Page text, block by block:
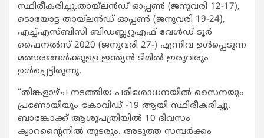
സ്ഥിരീകരിച്ചു.തായ്‌ലൻഡ് ഓപ്പൺ (ജനുവരി 12-17),
ടൊയോട്ട തായ്ലൻഡ് ഓപ്പൺ (ജനുവരി 19-24),
എച്ച്എസ്ബിസി ബിഡബ്ല്യുഎഫ് വേൾഡ് ടൂർ
ഫൈനൽസ് 2020 (ജനുവരി 27-) എന്നിവ ഉൾപ്പെടുന്ന
മത്സരങ്ങള്‍ക്കുള്ള ഇന്ത്യന്‍ ടീമില്‍ ഇരുവരും
ഉള്‍പ്പെട്ടിരുന്നു.
“തിങ്കളാഴ്ച നടത്തിയ പരിശോധനയിൽ സൈനയും
പ്രണോയിയും കോവിഡ് -19 ആയി സ്ഥിരീകരിച്ചു.
ബാങ്കോക്ക് ആശുപത്രിയിൽ 10 ദിവസം
ക്വാറന്‍റെെനില്‍ തുടരും. അടുത്ത സമ്പര്‍ക്കം